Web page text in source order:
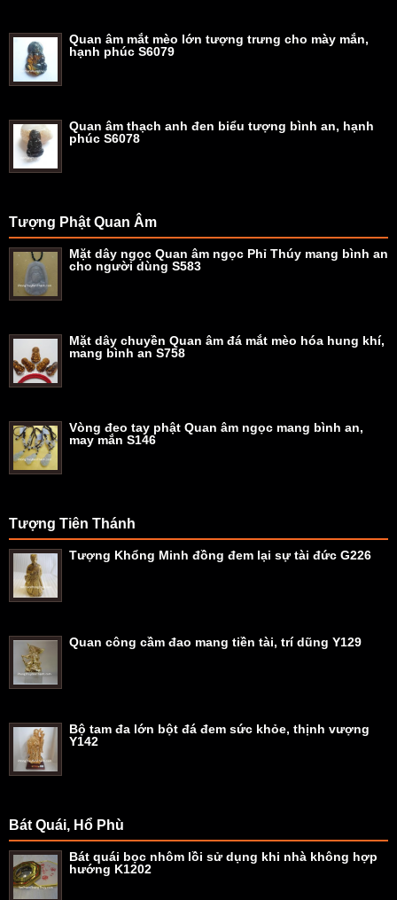
Quan âm mắt mèo lớn tượng trưng cho mày mắn,
hạnh phúc S6079
Quan âm thạch anh đen biểu tượng bình an, hạnh
phúc S6078
Tượng Phật Quan Âm
Mặt dây ngọc Quan âm ngọc Phỉ Thúy mang bình an
cho người dùng S583
Mặt dây chuyền Quan âm đá mắt mèo hóa hung khí,
mang bình an S758
Vòng đeo tay phật Quan âm ngọc mang bình an,
may mắn S146
Tượng Tiên Thánh
Tượng Khổng Minh đồng đem lại sự tài đức G226
Quan công cầm đao mang tiền tài, trí dũng Y129
Bộ tam đa lớn bột đá đem sức khỏe, thịnh vượng
Y142
Bát Quái, Hổ Phù
Bát quái bọc nhôm lồi sử dụng khi nhà không hợp
hướng K1202